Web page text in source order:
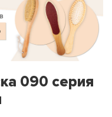
090 серия